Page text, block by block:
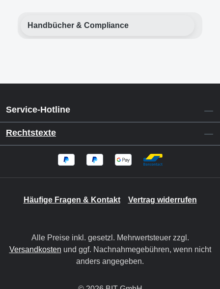
Handbücher & Compliance
Service-Hotline
Rechtstexte
Häufige Fragen & Kontakt Vertrag widerrufen
Alle Preise inkl. gesetzl. Mehrwertsteuer zzgl.
Versandkosten und ggf. Nachnahmegebühren, wenn nicht
anders angegeben.